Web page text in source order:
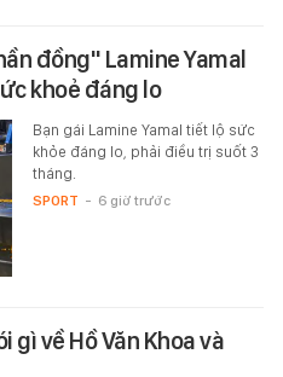
đồng" Lamine Yamal
khoẻ đáng lo
Bạn gái Lamine Yamal tiết lộ sức
khỏe đáng lo, phải điều trị suốt 3
tháng.
SPORT - 6 giờ trước
gì về Hồ Văn Khoa và